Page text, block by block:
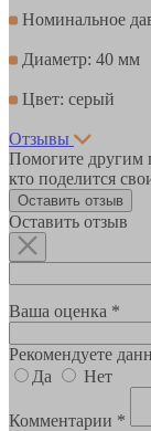
Номинальное
Диаметр: 40 мм
Цвет: серый
Отзывы
Помогите другим
кто поделится
Оставить отзыв
Оставить отзыв
Ваша оценка *
Рекомендуете
Да
Нет
Комментарии *